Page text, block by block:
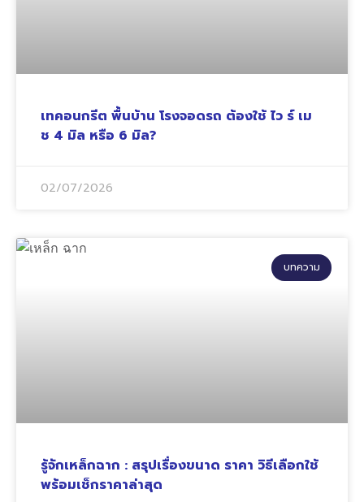
เทคอนกรีต พื้นบ้าน โรงจอดรถ ต้องใช้ ไว ร์ เม
ช 4 มิล หรือ 6 มิล?
02/07/2026
บทความ
รู้จักเหล็กฉาก : สรุปเรื่องขนาด ราคา วิธีเลือกใช้
พร้อมเช็กราคาล่าสุด